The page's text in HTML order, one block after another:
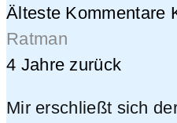
Älteste Kommentare
Ratman
4 Jahre zurück
Mir erschließt sich